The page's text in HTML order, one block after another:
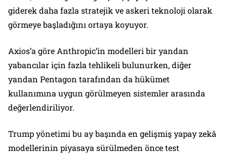
giderek daha fazla stratejik ve askeri teknoloji olarak
görmeye başladığını ortaya koyuyor.
Axios’a göre Anthropic’in modelleri bir yandan
yabancılar için fazla tehlikeli bulunurken, diğer
yandan Pentagon tarafından da hükümet
kullanımına uygun görülmeyen sistemler arasında
değerlendiriliyor.
Trump yönetimi bu ay başında en gelişmiş yapay zekâ
modellerinin piyasaya sürülmeden önce test